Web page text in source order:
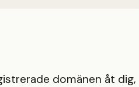
domänen åt dig,